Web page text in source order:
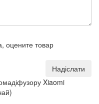
оцените товар
Надіслати